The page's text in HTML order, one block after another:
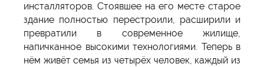
инсталляторов. Стоявшее на его месте старое
здание полностью перестроили, расширили и
превратили в современное жилище,
напичканное высокими технологиями. Теперь в
нём живёт семья из четырёх человек, каждый из